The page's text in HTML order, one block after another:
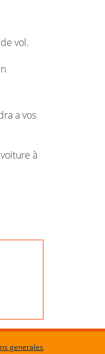
vol.
a vos
à
generales